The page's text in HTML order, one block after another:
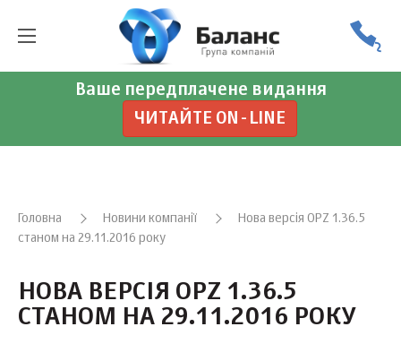
Ваше передплачене видання
ЧИТАЙТЕ ON-LINE
Головна Новини компанії
Нова версія OPZ 1.36.5
станом на 29.11.2016 року
НОВА ВЕРСІЯ OPZ 1.36.5
СТАНОМ НА 29.11.2016 РОКУ